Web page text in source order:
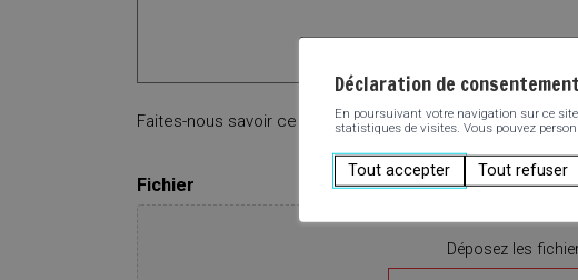
Faites-nous savoir ce que vous pensez. Vous avez une
Fichier
Déposez les
Déclaration de
En poursuivant votre navigation sur ce
statistiques de visites. Vous pouvez
Tout accepter Tout refuser